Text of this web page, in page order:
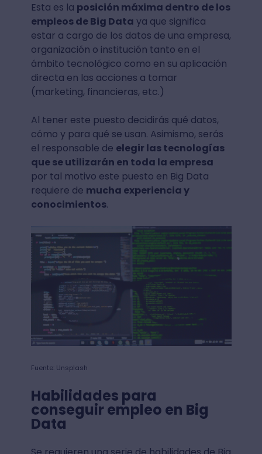
Esta es la posición máxima dentro de los
empleos de Big Data ya que significa
estar a cargo de los datos de una empresa,
organización o institución tanto en el
ámbito tecnológico como en su aplicación
directa en las acciones a tomar
(marketing, financieras, etc.)
Al tener este puesto decidirás qué datos,
cómo y para qué se usan. Asimismo, serás
el responsable de elegir las tecnologías
que se utilizarán en toda la empresa
por tal motivo este puesto en Big Data
requiere de mucha experiencia y
conocimientos.
Fuente: Unsplash
Habilidades para
conseguir empleo en Big
Data